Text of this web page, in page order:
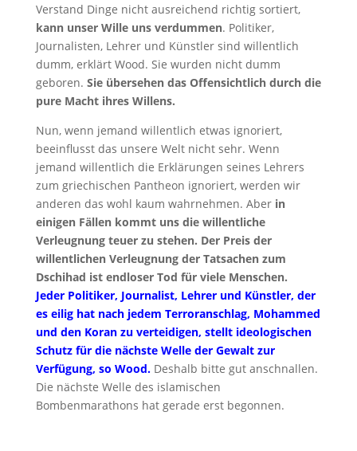
Verstand Dinge nicht ausreichend richtig sortiert,
kann unser Wille uns verdummen. Politiker,
Journalisten, Lehrer und Künstler sind willentlich
dumm, erklärt Wood. Sie wurden nicht dumm
geboren. Sie übersehen das Offensichtlich durch die
pure Macht ihres Willens.
Nun, wenn jemand willentlich etwas ignoriert,
beeinflusst das unsere Welt nicht sehr. Wenn
jemand willentlich die Erklärungen seines Lehrers
zum griechischen Pantheon ignoriert, werden wir
anderen das wohl kaum wahrnehmen. Aberin
einigen Fällen kommt uns die willentliche
Verleugnung teuer zu stehen. Der Preis der
willentlichen Verleugnung der Tatsachen zum
Dschihad ist endloser Tod für viele Menschen.
Jeder Politiker, Journalist, Lehrer und Künstler, der
es eilig hat nach jedem Terroranschlag, Mohammed
und den Koran zu verteidigen, stellt ideologischen
Schutz für die nächste Welle der Gewalt zur
Verfügung, so Wood.Deshalb bitte gut anschnallen.
Die nächste Welle des islamischen
Bombenmarathons hat gerade erst begonnen.